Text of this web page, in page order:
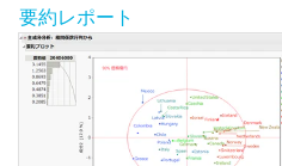
要約レポート